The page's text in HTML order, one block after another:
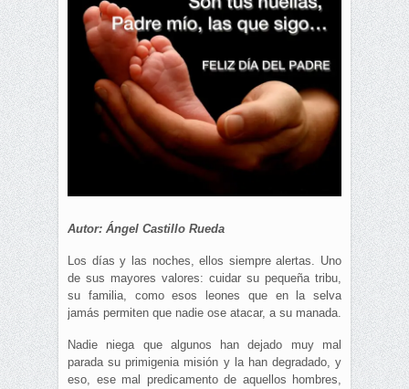
Autor: Ángel Castillo Rueda
Los días y las noches, ellos siempre alertas. Uno
de sus mayores valores: cuidar su pequeña tribu,
su familia, como esos leones que en la selva
jamás permiten que nadie ose atacar, a su manada.
Nadie niega que algunos han dejado muy mal
parada su primigenia misión y la han degradado, y
eso, ese mal predicamento de aquellos hombres,